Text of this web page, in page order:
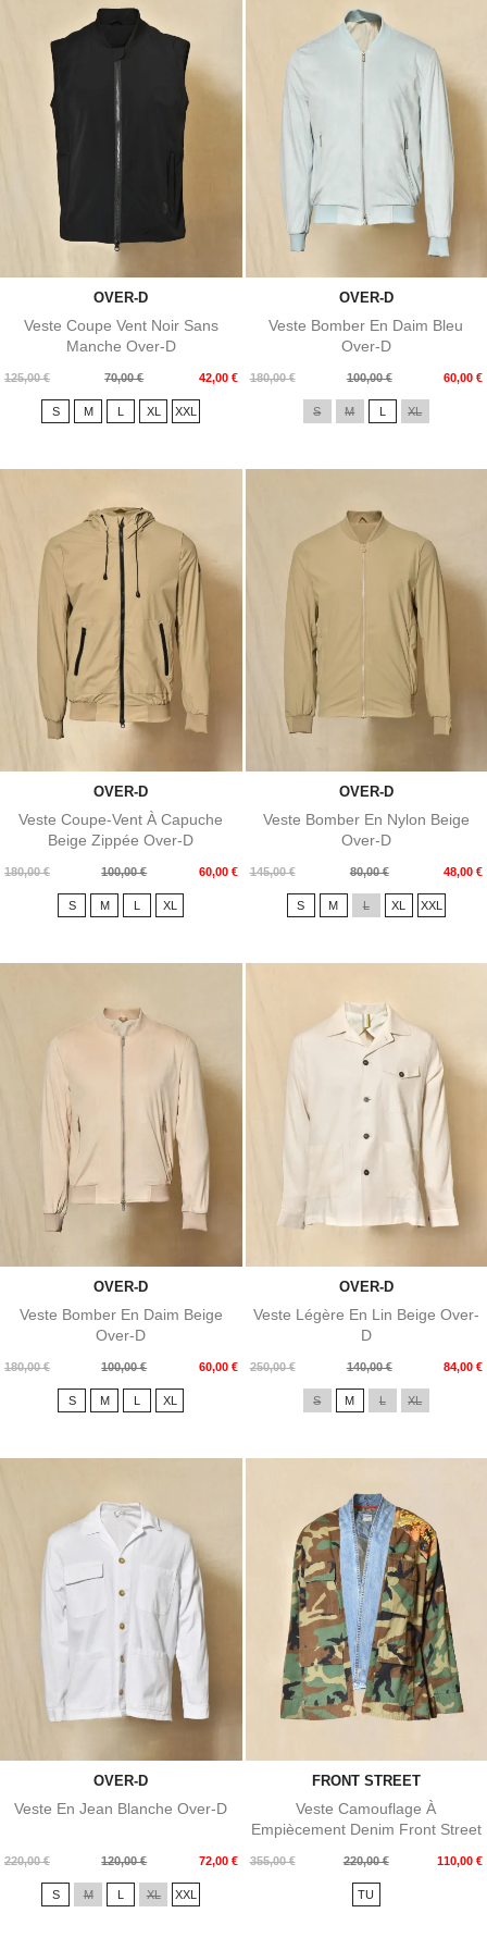
OVER-D
Veste Coupe Vent Noir Sans
Manche Over-D
125,00 €
Prix
70,00 € 42,00 €
Prix
S M L XL XXL
OVER-D
Veste Bomber En Daim Bleu
Over-D
180,00 €
Prix
100,00 € 60,00 €
Prix
S M L XL
OVER-D
Veste Coupe-Vent À Capuche
Beige Zippée Over-D
180,00 €
Prix
100,00 € 60,00 €
Prix
S M XL
OVER-D
Veste Bomber En Nylon Beige
Over-D
145,00 €
Prix
80,00 € 48,00 €
Prix
S M L XL XXL
OVER-D
Veste Bomber En Daim Beige
Over-D
180,00 €
Prix
100,00 € 60,00 €
Prix
S M L XL
OVER-D
Veste Légère En Lin Beige Over-
D
250,00 €
Prix
140,00 € 84,00 €
Prix
S M L XL
OVER-D
Veste En Jean Blanche Over-D
220,00 €
Prix
120,00 € 72,00 €
Prix
S M L XL XXL
FRONT STREET
Veste Camouflage À
Empiècement Denim Front Street
355,00 €
Prix
220,00 € 110,00 €
Prix
TU